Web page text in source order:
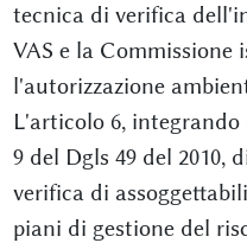
tecnica di verifica
VAS e la Commissione
l'autorizzazione
L'articolo 6,
9 del Dgls 49 del 2010,
verifica di
piani di gestione del